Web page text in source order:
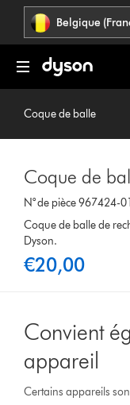
Sauter
pages
Belgique
Coque de balle
Coque de
N° de pièce 967424-01
Coque de balle de
Dyson.
€20,00
Convient
appareil
Certains appareils